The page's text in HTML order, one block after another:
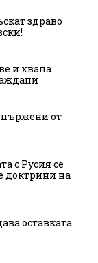
здраво
и хвана
от
с Русия се
доктрини на
оставката